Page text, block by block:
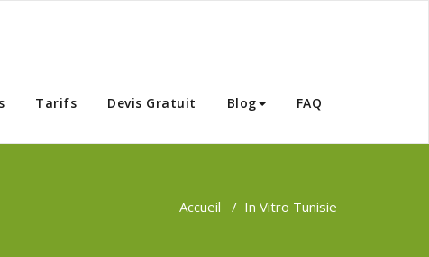
Tarifs Devis Gratuit Blog FAQ
Accueil / In Vitro Tunisie